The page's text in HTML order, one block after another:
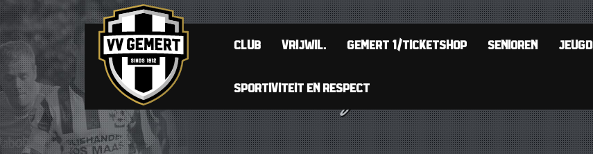
CLUB VRIJWIL. GEMERT 1/TICKETSHOP SENIOREN JEUGD
SPORTIVITEIT EN RESPECT